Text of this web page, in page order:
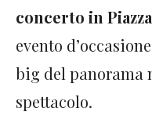
concerto in
evento
big del panorama
spettacolo.